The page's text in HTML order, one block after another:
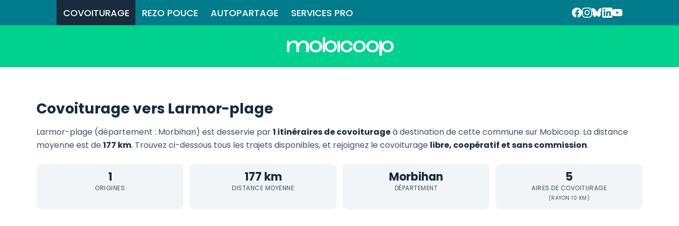
COVOITURAGE REZO POUCE AUTOPARTAGE SERVICES PRO
Covoiturage vers Larmor-plage
Larmor-plage (département : Morbihan) est desservie par1 itinéraires de covoiturageà destination de cette commune sur Mobicoop. La distance
moyenne est de177 km. Trouvez ci-dessous tous les trajets disponibles, et rejoignez le covoiturage libre, coopératif et sans commission.
1
ORIGINES
177 km
DISTANCE MOYENNE
Morbihan
DÉPARTEMENT
5
AIRES DE COVOITURAGE
(RAYON 10 KM)